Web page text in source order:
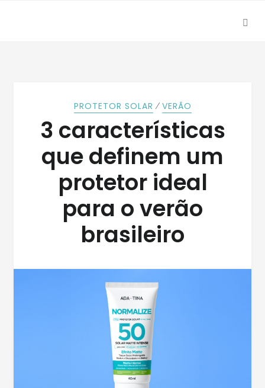
PROTETOR SOLAR ⁄ VERÃO
3 características
que definem um
protetor ideal
para o verão
brasileiro